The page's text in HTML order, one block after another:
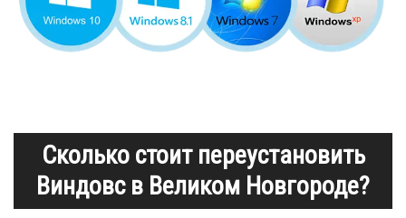
Сколько стоит переустановить
Виндовс в Великом Новгороде?